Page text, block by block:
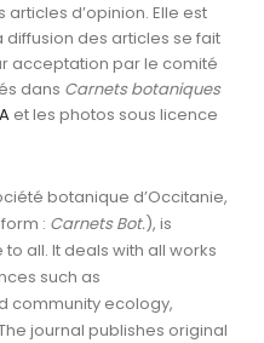
d’opinion. Elle est
diffusion des articles se fait
acceptation par le comité
dans Carnets botaniques
et les photos sous licence
botanique d’Occitanie,
: Carnets Bot.), is
all. It deals with all works
such as
community ecology,
journal publishes original